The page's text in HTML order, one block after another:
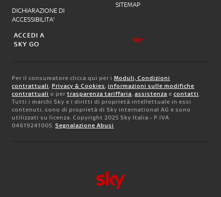
DICHIARAZIONE DI
ACCESSIBILITA'
SITEMAP
ACCEDI A
SKY GO
Per il consumatore clicca qui per i Moduli, Condizioni
contrattuali, Privacy & Cookies, informazioni sulle modifiche
contrattuali o per trasparenza tariffaria, assistenza e contatti.
Tutti i marchi Sky e i diritti di proprietà intellettuale in essi
contenuti, sono di proprietà di Sky international AG e sono
utilizzati su licenza. Copyright 2025 Sky Italia - P.IVA
04619241005. Segnalazione Abusi